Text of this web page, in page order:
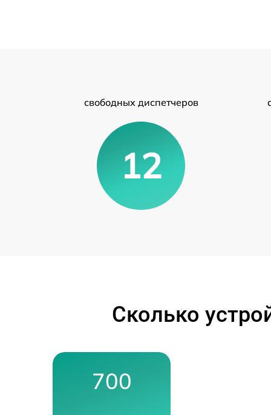
свободных диспетчеров
12
Сколько
700